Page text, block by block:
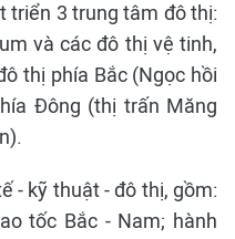
triển 3 trung tâm đô thị:
và các đô thị vệ tinh,
thị phía Bắc (Ngọc hồi
Đông (thị trấn Măng
- kỹ thuật - đô thị, gồm:
tốc Bắc - Nam; hành